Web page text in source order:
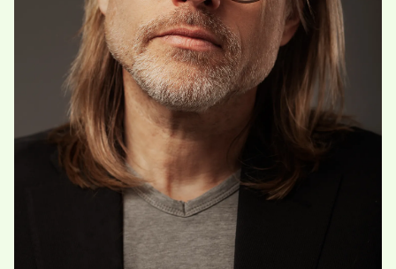
Toegankelijkheid
Stadsdichter